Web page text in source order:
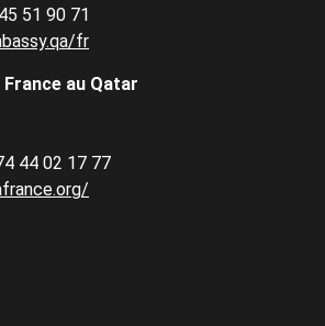
51 90 71
fr
au Qatar
44 02 17 77